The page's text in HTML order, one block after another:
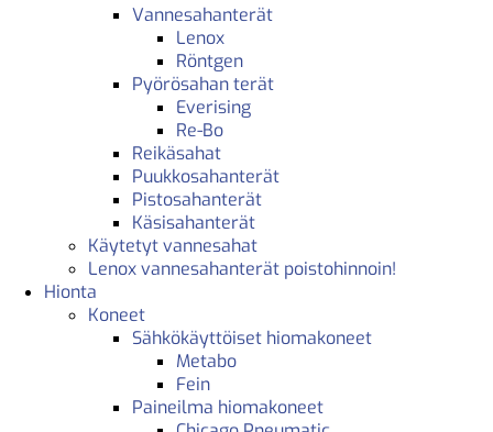
Vannesahanterät
Lenox
Röntgen
Pyörösahan terät
Everising
Re-Bo
Reikäsahat
Puukkosahanterät
Pistosahanterät
Käsisahanterät
Käytetyt vannesahat
Lenox vannesahanterät poistohinnoin!
Hionta
Koneet
Sähkökäyttöiset hiomakoneet
Metabo
Fein
Paineilma hiomakoneet